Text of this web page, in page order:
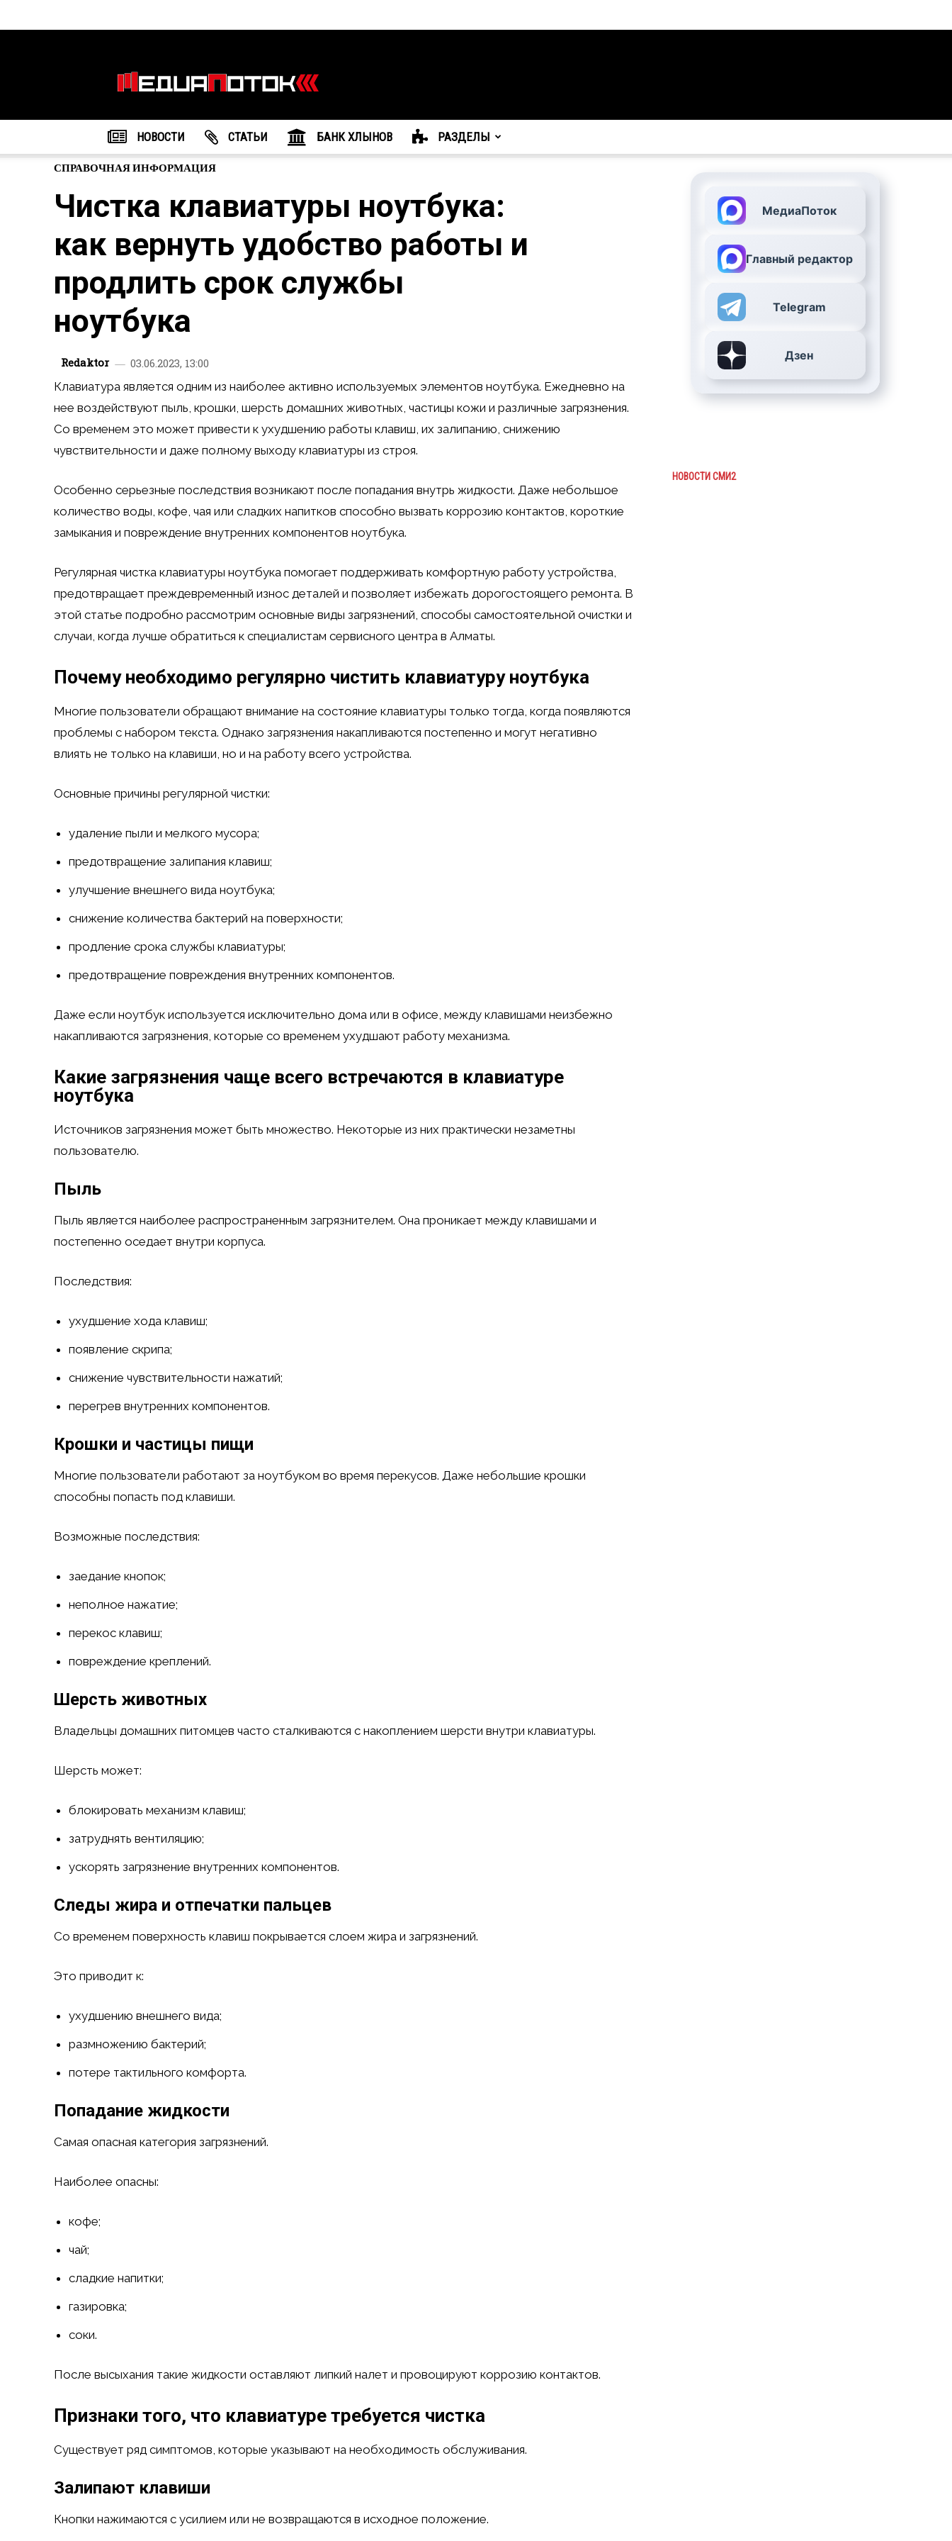
агентство
"МедиаПоток"
НОВОСТИ CТАТЬИ БАНК ХЛЫНОВ РАЗДЕЛЫ
СПРАВОЧНАЯ ИНФОРМАЦИЯ
Чистка клавиатуры ноутбука:
как вернуть удобство работы и
продлить срок службы
ноутбука
Redaktor
03.06.2023, 13:00
Клавиатура является одним из наиболее активно используемых элементов ноутбука. Ежедневно на
нее воздействуют пыль, крошки, шерсть домашних животных, частицы кожи и различные загрязнения.
Со временем это может привести к ухудшению работы клавиш, их залипанию, снижению
чувствительности и даже полному выходу клавиатуры из строя.
Особенно серьезные последствия возникают после попадания внутрь жидкости. Даже небольшое
количество воды, кофе, чая или сладких напитков способно вызвать коррозию контактов, короткие
замыкания и повреждение внутренних компонентов ноутбука.
Регулярная чистка клавиатуры ноутбука помогает поддерживать комфортную работу устройства,
предотвращает преждевременный износ деталей и позволяет избежать дорогостоящего ремонта. В
этой статье подробно рассмотрим основные виды загрязнений, способы самостоятельной очистки и
случаи, когда лучше обратиться к специалистам сервисного центра в Алматы.
Почему необходимо регулярно чистить клавиатуру ноутбука
Многие пользователи обращают внимание на состояние клавиатуры только тогда, когда появляются
проблемы с набором текста. Однако загрязнения накапливаются постепенно и могут негативно
влиять не только на клавиши, но и на работу всего устройства.
Основные причины регулярной чистки:
удаление пыли и мелкого мусора;
предотвращение залипания клавиш;
улучшение внешнего вида ноутбука;
снижение количества бактерий на поверхности;
продление срока службы клавиатуры;
предотвращение повреждения внутренних компонентов.
Даже если ноутбук используется исключительно дома или в офисе, между клавишами неизбежно
накапливаются загрязнения, которые со временем ухудшают работу механизма.
Какие загрязнения чаще всего встречаются в клавиатуре
ноутбука
Источников загрязнения может быть множество. Некоторые из них практически незаметны
пользователю.
Пыль
Пыль является наиболее распространенным загрязнителем. Она проникает между клавишами и
постепенно оседает внутри корпуса.
Последствия:
ухудшение хода клавиш;
появление скрипа;
снижение чувствительности нажатий;
перегрев внутренних компонентов.
Крошки и частицы пищи
Многие пользователи работают за ноутбуком во время перекусов. Даже небольшие крошки
способны попасть под клавиши.
Возможные последствия:
заедание кнопок;
неполное нажатие;
перекос клавиш;
повреждение креплений.
Шерсть животных
Владельцы домашних питомцев часто сталкиваются с накоплением шерсти внутри клавиатуры.
Шерсть может:
блокировать механизм клавиш;
затруднять вентиляцию;
ускорять загрязнение внутренних компонентов.
Следы жира и отпечатки пальцев
Со временем поверхность клавиш покрывается слоем жира и загрязнений.
Это приводит к:
ухудшению внешнего вида;
размножению бактерий;
потере тактильного комфорта.
Попадание жидкости
Самая опасная категория загрязнений.
Наиболее опасны:
кофе;
чай;
сладкие напитки;
газировка;
соки.
После высыхания такие жидкости оставляют липкий налет и провоцируют коррозию контактов.
Признаки того, что клавиатуре требуется чистка
Существует ряд симптомов, которые указывают на необходимость обслуживания.
Залипают клавиши
Кнопки нажимаются с усилием или не возвращаются в исходное положение.
МедиаПоток
Главный редактор
Telegram
Дзен
НОВОСТИ СМИ2